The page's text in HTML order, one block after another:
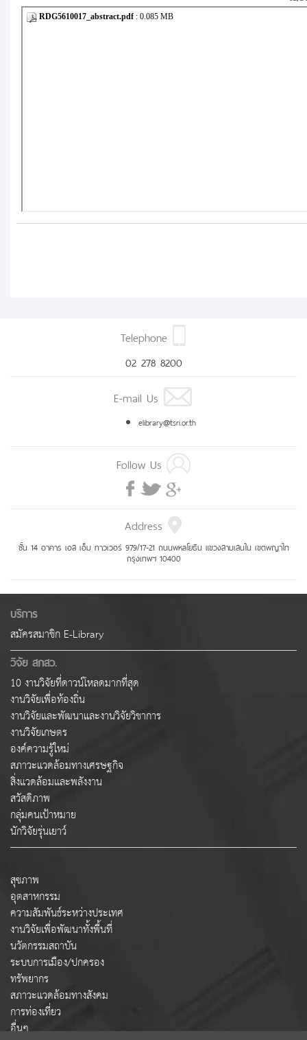
Telephone
02 278 8200
E-mail Us
elibrary@tsri.or.th
Follow Us
Address
ชั้น 14 อาคาร เอส เอ็ม ทาวเวอร์ 979/17-21 ถนนพหลโยธิน แขวงสามเสนใน เขตพญาไท
กรุงเทพฯ 10400
บริการ
สมัครสมาชิก E-Library
วิจัย สกสว.
10 งานวิจัยที่ดาวน์โหลดมากที่สุด
งานวิจัยเพื่อท้องถิ่น
งานวิจัยและพัฒนาและงานวิจัยวิชาการ
งานวิจัยเกษตร
องค์ความรู้ใหม่
สภาวะแวดล้อมทางเศรษฐกิจ
สิ่งแวดล้อมและพลังงาน
สวัสดิภาพ
กลุ่มคนเป้าหมาย
นักวิจัยรุ่นเยาว์
สุขภาพ
อุตสาหกรรม
ความสัมพันธ์ระหว่างประเทศ
งานวิจัยเพื่อพัฒนาทั้งพื้นที่
นวัตกรรมสถาบัน
ระบบการเมือง/ปกครอง
ทรัพยากร
สภาวะแวดล้อมทางสังคม
การท่องเที่ยว
อื่นๆ